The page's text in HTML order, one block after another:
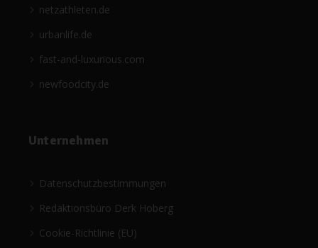
netzathleten.de
urbanlife.de
fast-and-luxurious.com
newfoodcity.de
Unternehmen
Datenschutzbestimmungen
Redaktionsbüro Derk Hoberg
Cookie-Richtlinie (EU)